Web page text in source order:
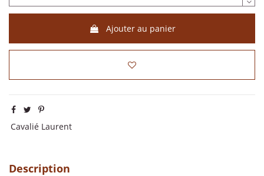
Ajouter au panier
Cavalié Laurent
Description